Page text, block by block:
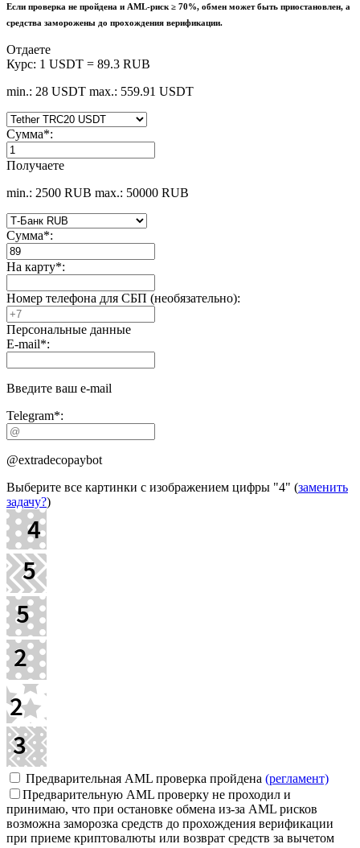
Если проверка не пройдена и AML-риск ≥ 70%, обмен может быть приостановлен, а
средства заморожены до прохождения верификации.
Отдаете
Курс: 1 USDT = 89.3 RUB
min.: 28 USDT max.: 559.91 USDT
Сумма*:
Получаете
min.: 2500 RUB max.: 50000 RUB
Сумма*:
На карту*:
Номер телефона для СБП (необязательно):
Персональные данные
E-mail*:
Введите ваш e-mail
Telegram*:
@extradecopaybot
Выберите все картинки с изображением цифры "4" (заменить
задачу?)
Предварительная AML проверка пройдена (регламент)
Предварительную AML проверку не проходил и
принимаю, что при остановке обмена из-за AML рисков
возможна заморозка средств до прохождения верификации
при приеме криптовалюты или возврат средств за вычетом